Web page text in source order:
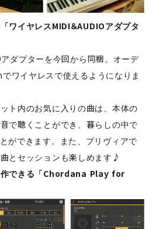
ワイヤレスMIDI＆AUDIOアダプタ
ダプターを今回から同梱。オーデ
ワイヤレスで使えるようになりま
ト内のお気に入りの曲は、本体の
で聴くことができ、暮らしの中で
ができます。また、プリヴィアで
とセッションも楽しめます♪
作できる「Chordana Play for